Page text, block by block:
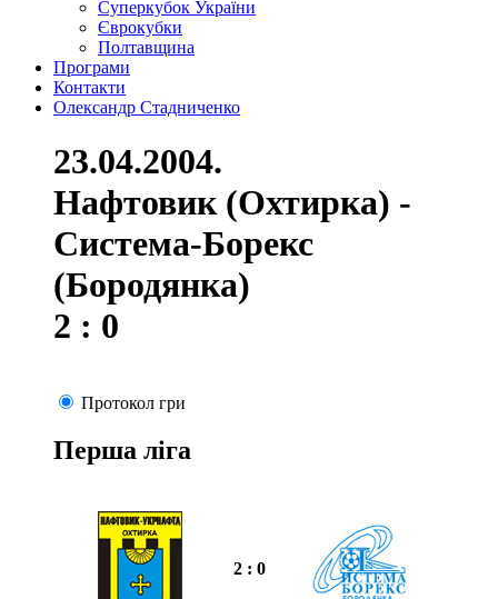
Суперкубок України
Єврокубки
Полтавщина
Програми
Контакти
Олександр Стадниченко
23.04.2004.
Нафтовик (Охтирка) -
Система-Борекс
(Бородянка)
2 : 0
Протокол гри
Перша ліга
2 : 0